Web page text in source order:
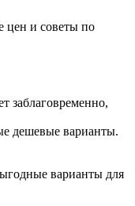
цен и советы по
заблаговременно,
дешевые варианты.
варианты для